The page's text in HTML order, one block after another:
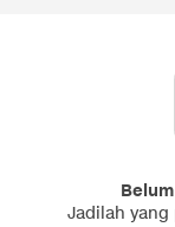
Jadilah